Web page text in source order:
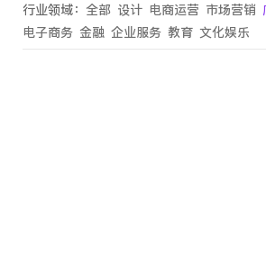
行业领域： 全部 设计 电商运营 市场营销
电子商务 金融 企业服务 教育 文化娱乐